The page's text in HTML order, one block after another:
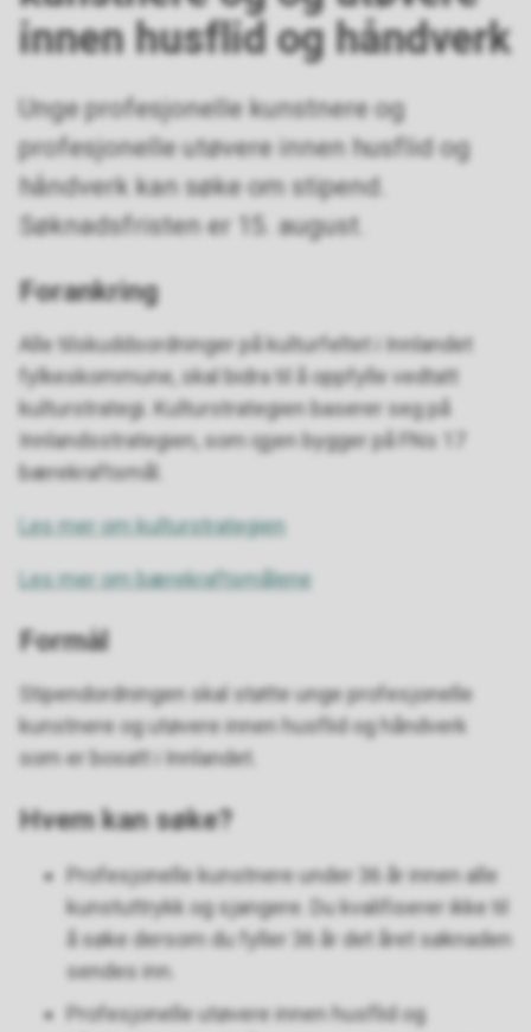
innen husflid og håndverk
Unge profesjonelle kunstnere og
profesjonelle utøvere innen husflid og
håndverk kan søke om stipend.
Søknadsfristen er 15. august.
Forankring
Alle tilskuddsordninger på kulturfeltet i Innlandet
fylkeskommune, skal bidra til å oppfylle vedtatt
kulturstrategi. Kulturstrategien baserer seg på
Innlandsstrategien, som igjen bygger på FNs 17
bærekraftsmål.
Les mer om kulturstrategien
Les mer om bærekraftsmålene
Formål
Stipendordningen skal støtte unge profesjonelle
kunstnere og utøvere innen husflid og håndverk
som er bosatt i Innlandet.
Hvem kan søke?
Profesjonelle kunstnere under 36 år innen alle
kunstuttrykk og sjangere. Du kvalifiserer ikke til
å søke dersom du fyller 36 år det året søknaden
sendes inn.
Profesjonelle utøvere innen husflid og